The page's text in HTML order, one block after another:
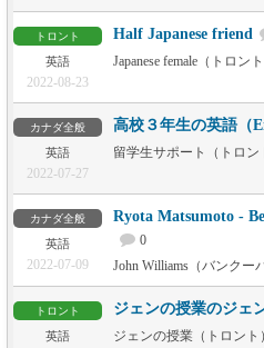
トロント
英語
2022-08-23
Half Japanese friend
Japanese female（トロント
カナダ全般
英語
2022-07-27
高校３年生の英語（
留学生サポート（トロン
カナダ全般
英語
2022-07-09
Ryota Matsumoto -
0
John Williams（バンクー
トロント
英語
ジェンの授業のジェ
ジェンの授業（トロント）